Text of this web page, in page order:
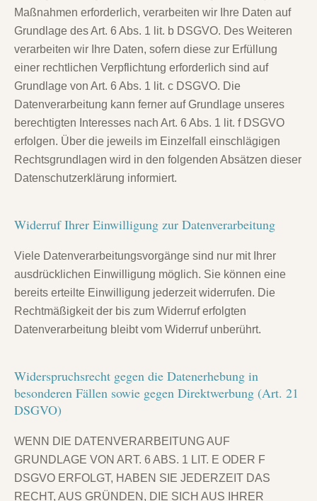
Maßnahmen erforderlich, verarbeiten wir Ihre Daten auf
Grundlage des Art. 6 Abs. 1 lit. b DSGVO. Des Weiteren
verarbeiten wir Ihre Daten, sofern diese zur Erfüllung
einer rechtlichen Verpflichtung erforderlich sind auf
Grundlage von Art. 6 Abs. 1 lit. c DSGVO. Die
Datenverarbeitung kann ferner auf Grundlage unseres
berechtigten Interesses nach Art. 6 Abs. 1 lit. f DSGVO
erfolgen. Über die jeweils im Einzelfall einschlägigen
Rechtsgrundlagen wird in den folgenden Absätzen dieser
Datenschutzerklärung informiert.
Widerruf Ihrer Einwilligung zur Datenverarbeitung
Viele Datenverarbeitungsvorgänge sind nur mit Ihrer
ausdrücklichen Einwilligung möglich. Sie können eine
bereits erteilte Einwilligung jederzeit widerrufen. Die
Rechtmäßigkeit der bis zum Widerruf erfolgten
Datenverarbeitung bleibt vom Widerruf unberührt.
Widerspruchsrecht gegen die Datenerhebung in
besonderen Fällen sowie gegen Direktwerbung (Art. 21
DSGVO)
WENN DIE DATENVERARBEITUNG AUF
GRUNDLAGE VON ART. 6 ABS. 1 LIT. E ODER F
DSGVO ERFOLGT, HABEN SIE JEDERZEIT DAS
RECHT, AUS GRÜNDEN, DIE SICH AUS IHRER